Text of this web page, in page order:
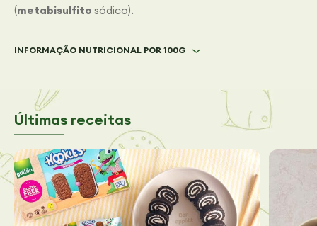
(metabisulfito sódico).
INFORMAÇÃO NUTRICIONAL POR 100G
Últimas receitas